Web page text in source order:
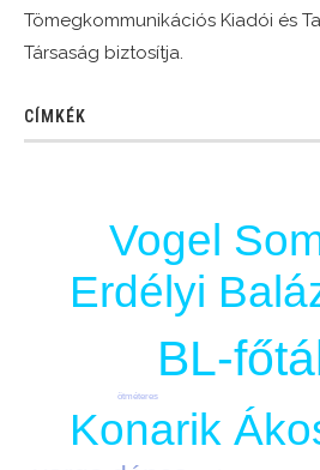
Tömegkommunikációs Kiadói és
Társaság biztosítja.
CÍMKÉK
BL-
Erdélyi
Konarik
Vogel
ötméteres